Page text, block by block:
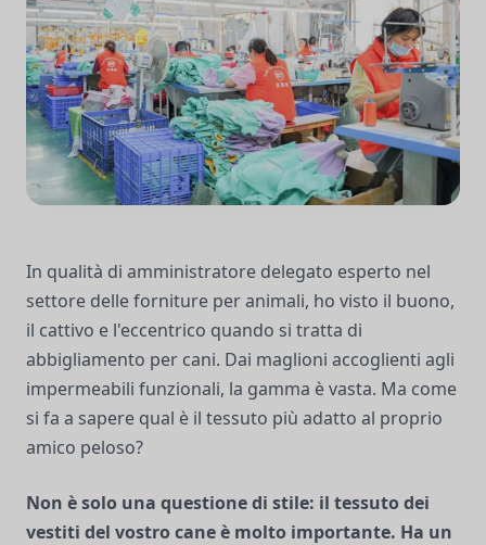
In qualità di amministratore delegato esperto nel
settore delle forniture per animali, ho visto il buono,
il cattivo e l'eccentrico quando si tratta di
abbigliamento per cani. Dai maglioni accoglienti agli
impermeabili funzionali, la gamma è vasta. Ma come
si fa a sapere qual è il tessuto più adatto al proprio
amico peloso?
Non è solo una questione di stile: il tessuto dei
vestiti del vostro cane è molto importante. Ha un